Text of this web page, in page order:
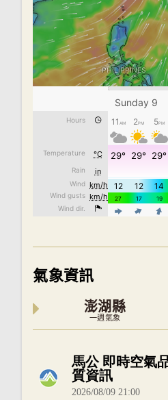
氣象資訊
澎湖縣
一週氣象
內嵌空氣品質小工具